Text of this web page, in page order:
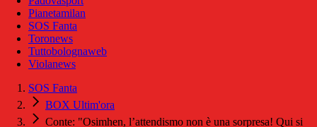
Pianetamilan
SOS Fanta
Toronews
Tuttobolognaweb
Violanews
SOS Fanta
BOX Ultim'ora
Conte: "Osimhen, l’attendismo non è una sorpresa! Qui si